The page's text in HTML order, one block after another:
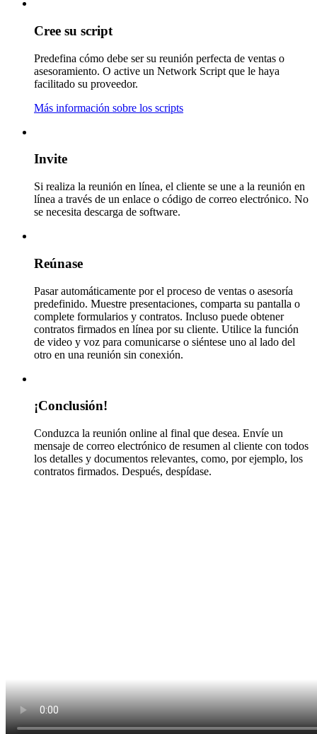
Cree su script
Predefina cómo debe ser su reunión perfecta de ventas o
asesoramiento. O active un Network Script que le haya
facilitado su proveedor.
Más información sobre los scripts
Invite
Si realiza la reunión en línea, el cliente se une a la reunión en
línea a través de un enlace o código de correo electrónico. No
se necesita descarga de software.
Reúnase
Pasar automáticamente por el proceso de ventas o asesoría
predefinido. Muestre presentaciones, comparta su pantalla o
complete formularios y contratos. Incluso puede obtener
contratos firmados en línea por su cliente. Utilice la función
de video y voz para comunicarse o siéntese uno al lado del
otro en una reunión sin conexión.
¡Conclusión!
Conduzca la reunión online al final que desea. Envíe un
mensaje de correo electrónico de resumen al cliente con todos
los detalles y documentos relevantes, como, por ejemplo, los
contratos firmados. Después, despídase.